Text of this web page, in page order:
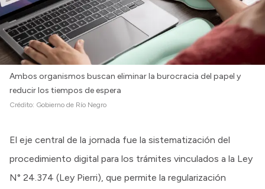
Ambos organismos buscan eliminar la burocracia del papel y
reducir los tiempos de espera
Crédito: Gobierno de Río Negro
El eje central de la jornada fue la sistematización del
procedimiento digital para los trámites vinculados a la Ley
N° 24.374 (Ley Pierri), que permite la regularización